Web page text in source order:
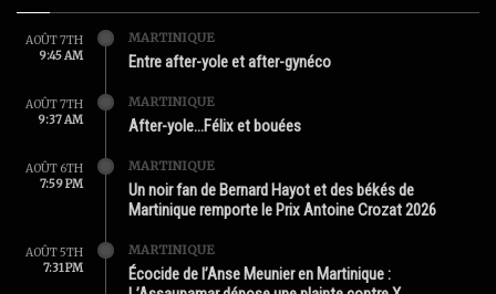
AOÛT 7TH
9:45 AM
MARTINIQUE
Entre after-yole et after-gynéco
AOÛT 7TH
9:37 AM
MARTINIQUE
After-yole…Félix et bouées
AOÛT 6TH
7:59 PM
MARTINIQUE
Un noir fan de Bernard Hayot et des békés de
Martinique remporte le Prix Antoine Crozat 2026
AOÛT 5TH
7:31 PM
MARTINIQUE
Écocide de l’Anse Meunier en Martinique :